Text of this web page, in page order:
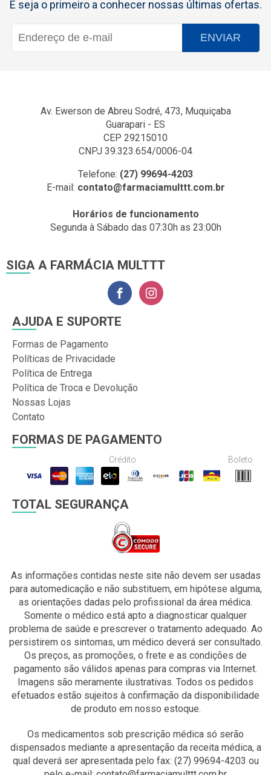
E seja o primeiro a conhecer nossas últimas ofertas.
ENVIAR
Av. Ewerson de Abreu Sodré, 473, Muquiçaba
Guarapari - ES
CEP 29215010
CNPJ 39.323.654/0006-04
Telefone: (27) 99694-4203
E-mail: contato@farmaciamulttt.com.br
Horários de funcionamento
Segunda à Sábado das 07:30h as 23:00h
SIGA A FARMÁCIA MULTTT
AJUDA E SUPORTE
Formas de Pagamento
Políticas de Privacidade
Política de Entrega
Política de Troca e Devolução
Nossas Lojas
Contato
FORMAS DE PAGAMENTO
Crédito Boleto
TOTAL SEGURANÇA
As informações contidas neste site não devem ser usadas
para automedicação e não substituem, em hipótese alguma,
as orientações dadas pelo profissional da área médica.
Somente o médico está apto a diagnosticar qualquer
problema de saúde e prescrever o tratamento adequado. Ao
persistirem os sintomas, um médico deverá ser consultado.
Os preços, as promoções, o frete e as condições de
pagamento são válidos apenas para compras via Internet.
Imagens são meramente ilustrativas. Todos os pedidos
efetuados estão sujeitos à confirmação da disponibilidade
de produto em nosso estoque.
Os medicamentos sob prescrição médica só serão
dispensados mediante a apresentação da receita médica, a
qual deverá ser apresentada pelo fax: (27) 99694-4203 ou